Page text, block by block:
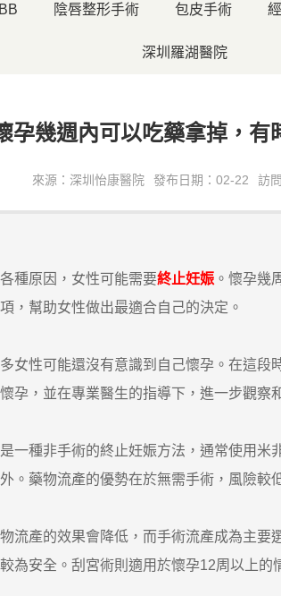
陰唇整形手術 包皮手術
深圳羅湖醫院
孕幾週內可以吃藥拿掉，有
來源：深圳怡康醫院 發布日期：02-22 訪
種原因，女性可能需要終止妊娠 。懷孕幾
，幫助女性做出最適合自己的決定。
性可能還沒有意識到自己懷孕。在這段
孕，並在專業醫生的指導下，進一步觀察
一種非手術的終止妊娠方法，通常使用
。藥物流產的優勢在於無需手術，風險較
產的效果會降低，而手術流產成為主要
為安全。刮宮術則適用於懷孕12周以上